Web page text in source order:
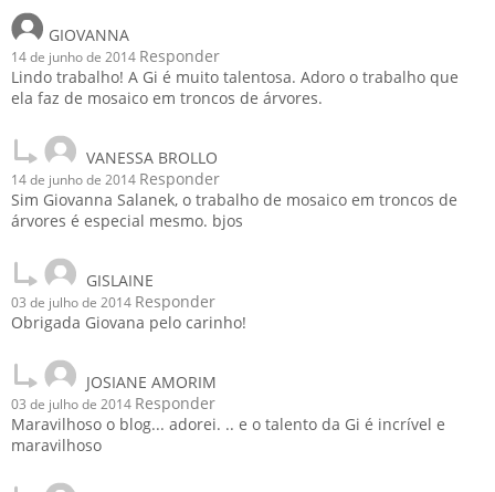
GIOVANNA
14 de junho de 2014 Responder
Lindo trabalho! A Gi é muito talentosa. Adoro o trabalho que
ela faz de mosaico em troncos de árvores.
VANESSA BROLLO
14 de junho de 2014 Responder
Sim Giovanna Salanek, o trabalho de mosaico em troncos de
árvores é especial mesmo. bjos
GISLAINE
03 de julho de 2014 Responder
Obrigada Giovana pelo carinho!
JOSIANE AMORIM
03 de julho de 2014 Responder
Maravilhoso o blog... adorei. .. e o talento da Gi é incrível e
maravilhoso